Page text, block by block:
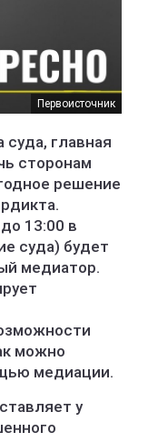
Первоисточник
главная
сторонам
решение
13:00 в
суда) будет
медиатор.
можно
медиации.
у